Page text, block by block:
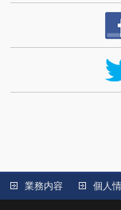
業務内容 個人